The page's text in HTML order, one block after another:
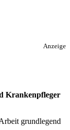
Anzeige
Krankenpfleger
grundlegend